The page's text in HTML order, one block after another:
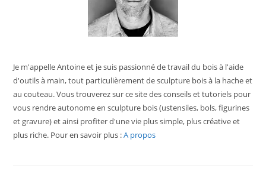
Je m'appelle Antoine et je suis passionné de travail du bois à l'aide
d'outils à main, tout particulièrement de sculpture bois à la hache et
au couteau. Vous trouverez sur ce site des conseils et tutoriels pour
vous rendre autonome en sculpture bois (ustensiles, bols, figurines
et gravure) et ainsi profiter d'une vie plus simple, plus créative et
plus riche. Pour en savoir plus :A propos